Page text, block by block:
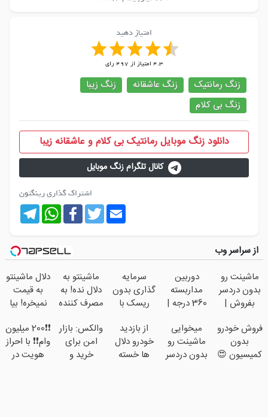
امتیاز دهید
4.3 امتیاز از 497رای
زنگ رمانتیک زنگ عاشقانه
زنگ زیبا
زنگ بی کلام
دانلود زنگ موبایل رمانتیک بی کلام و عاشقانه زیبا
کانال تلگرام زنگ موبایل
اشتراک گذاری رینگتون
Telegram
WhatsAppFacebookTwitterEmail
از سراسر وب
ماشینت رو
بدون دردسر
بفروش |
کمسیون 😍
دوربین
مداربسته
360 درجه |
و راحت
سرمایه
گذاری بدون
ریسک با
درصد سالانه
📈
ماشینتو به
دلال نده! به
مصرف کننده
بدون پاسخ
به یک تماس
دلال ماشینتو
به قیمت
نمیخره! بیا
قیمت
بفروش*فقط
خریدار
فروش خودرو
بدون
کمیسیون 😍
میخوایی
ماشینت رو
بدون دردسر
از بازدید
خودرو دلال
ها خسته
والکس: بازار
امن برای
خرید و
❗❗200 میلیون
وام❗❗ با احراز
هویت در